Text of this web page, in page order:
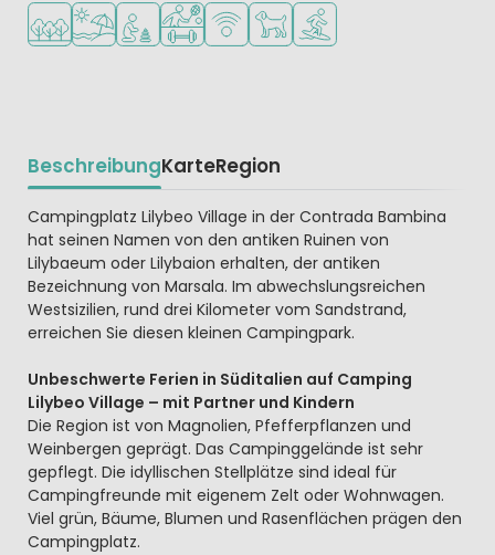
In waldreicher Umgebung
Am Strand und Meer
Empfohlen für kleine Kinder
Viele Sportmöglichkeiten
WLAN verfügbar
Haustiere erlaubt
BeschreibungKarteRegion
Beschrijving
Campingplatz Lilybeo Village in der Contrada Bambina
hat seinen Namen von den antiken Ruinen von
Lilybaeum oder Lilybaion erhalten, der antiken
Bezeichnung von Marsala. Im abwechslungsreichen
Westsizilien, rund drei Kilometer vom Sandstrand,
erreichen Sie diesen kleinen Campingpark.
Unbeschwerte Ferien in Süditalien auf Camping
Lilybeo Village – mit Partner und Kindern
Die Region ist von Magnolien, Pfefferpflanzen und
Weinbergen geprägt. Das Campinggelände ist sehr
gepflegt. Die idyllischen Stellplätze sind ideal für
Campingfreunde mit eigenem Zelt oder Wohnwagen.
Viel grün, Bäume, Blumen und Rasenflächen prägen den
Campingplatz.